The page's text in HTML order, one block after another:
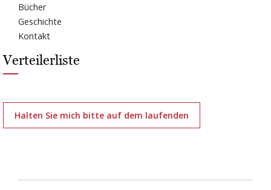
Bücher
Geschichte
Kontakt
Verteilerliste
Halten Sie mich bitte auf dem laufenden